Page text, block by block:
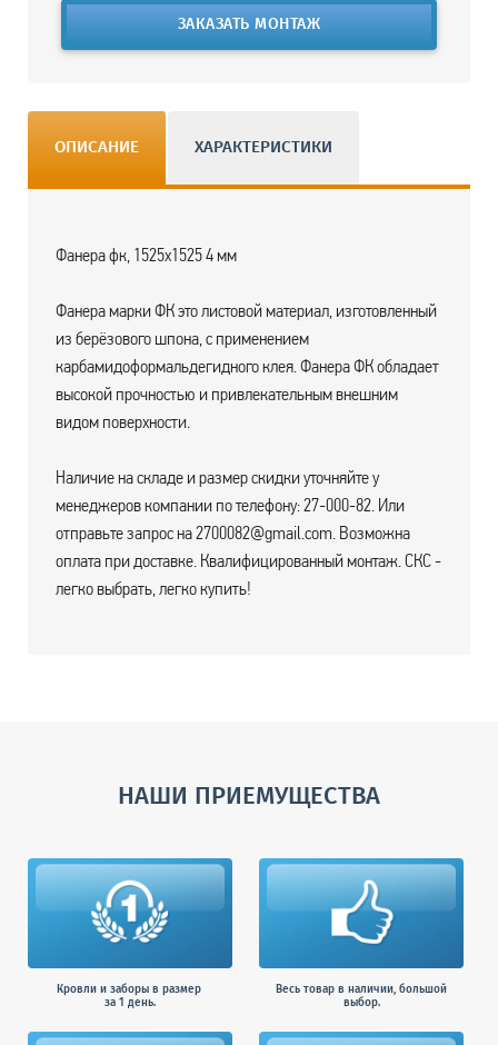
ЗАКАЗАТЬ МОНТАЖ
ОПИСАНИЕ ХАРАКТЕРИСТИКИ
Фанера фк, 1525х1525 4 мм
Фанера марки ФК это листовой материал, изготовленный
из берёзового шпона, с применением
карбамидоформальдегидного клея. Фанера ФК обладает
высокой прочностью и привлекательным внешним
видом поверхности.
Наличие на складе и размер скидки уточняйте у
менеджеров компании по телефону: 27-000-82. Или
отправьте запрос на 2700082@gmail.com. Возможна
оплата при доставке. Квалифицированный монтаж. СКС -
легко выбрать, легко купить!
НАШИ ПРИЕМУЩЕСТВА
Кровли и заборы в размер
за 1 день.
Весь товар в наличии, большой
выбор.